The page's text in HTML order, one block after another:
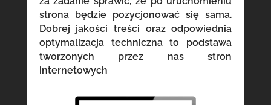
strona będzie pozycjonować się sama.
Dobrej jakości treści oraz odpowiednia
optymalizacja techniczna to podstawa
tworzonych przez nas stron
internetowych